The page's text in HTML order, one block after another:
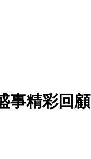
事精彩回顧